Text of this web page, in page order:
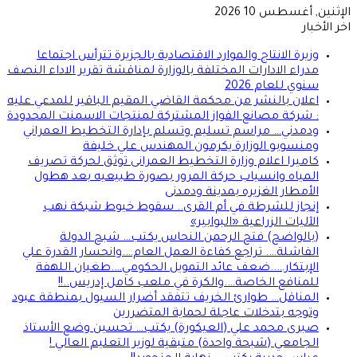
الإثنين, أغسطس 10 2026
اخر الأخبار
وزيرة الانتاج والموارد الاقتصادية بالجزيرة تترأس اجتماعا
مدراء الادارات المختلفة بالوزارة لمناقشة تقرير الاداء النصف
سنوي للعام 2026
اعلان بالنشر من محكمة القاضي المقيم الباقير للمدعي عليه
: شركة مصانع الفواز المشتركة لمنتجات الاسمنت المحدودة
ودمدني… مراسم تسليم وتسلم بإدارة التخطيط العمراني
ومنسوبو الوزارة يكرمون المهندس علي خليفة
كاميرا اعلام وزارة التخطيط العمرانى توثق لحركة تصريف
المياه وانسياب حركة المرور بصورة طبيعيه بعد هطول
الأمطار الغزيره بمدينة ودمدنى
إنجاز للشرطة في أم القرى.. سقوط خيوط شبكة نهب
الآليات الزراعية «البوابير»
(بالواضح) فتح الرحمن النحاس يكتب… شبح الدولة
الفاشلة…. تراجع كفاءة العمل العام….وانحسار القدرة علي
الإبتكار…..ضعف عائد التمويل الحكومي….طغيان اللهفة
للمنافع الخاصة….والكرة في ملعب كامل إدريس..!!
المناقل… طوارئ الخريف تتفقد أضرار السيول بمنطقة عبود
وتوجه بتدخلات عاجلة لحماية المتضررين
صبرى محمد علي (العيكورة) يكتب… تحسين وضع الأستاذ
الجامعي (شبحة واحدة) متبقية لوزير التعليم العالي !